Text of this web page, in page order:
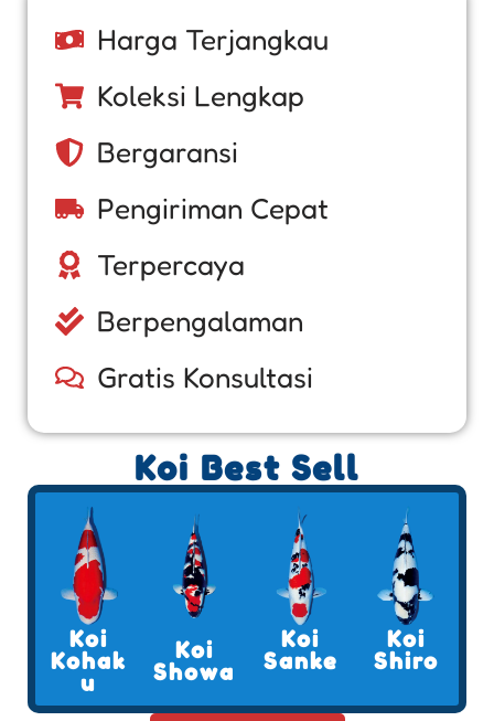
Harga Terjangkau
Koleksi Lengkap
Bergaransi
Pengiriman Cepat
Terpercaya
Berpengalaman
Gratis Konsultasi
Koi Best Sell
Koi
Kohak
u
Koi
Showa
Koi
Sanke
Koi
Shiro